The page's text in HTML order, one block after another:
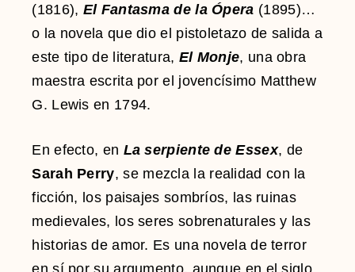
(1816), El Fantasma de la Ópera (1895)…
o la novela que dio el pistoletazo de salida a
este tipo de literatura, El Monje, una obra
maestra escrita por el jovencísimo Matthew
G. Lewis en 1794.
En efecto, en La serpiente de Essex, de
Sarah Perry, se mezcla la realidad con la
ficción, los paisajes sombríos, las ruinas
medievales, los seres sobrenaturales y las
historias de amor. Es una novela de terror
en sí por su argumento, aunque en el siglo